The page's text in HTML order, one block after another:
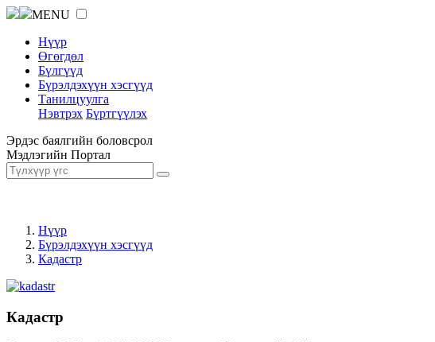
MENU
Нүүр
Өгөгдөл
Бүлгүүд
Бүрэлдэхүүн хэсгүүд
Танилцуулга
Нэвтрэх Бүртгүүлэх
Эрдэс баялгийн боловсрол
Мэдлэгийн Портал
Нүүр
Бүрэлдэхүүн хэсгүүд
Кадастр
Кадастр